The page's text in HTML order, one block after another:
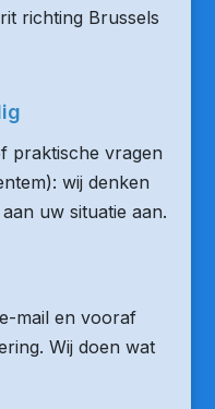
richting Brussels
praktische vragen
wij denken
uw situatie aan.
mail en vooraf
Wij doen wat